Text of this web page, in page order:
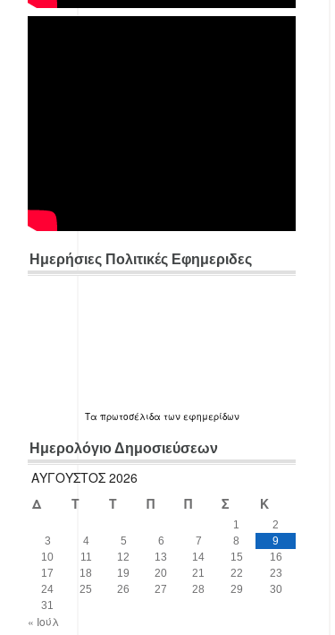
Ημερήσιες Πολιτικές Εφημεριδες
Τα πρωτοσέλιδα των εφημερίδων
Ημερολόγιο Δημοσιεύσεων
ΑΎΓΟΥΣΤΟΣ 2026
Δ
Τ Τ Π Π Σ Κ
1
2
3
4 5 6 7 8
9
10
11 12 13 14 15
16
17
18 19 20 21 22
23
24
25 26 27 28 29
30
31
« Ιούλ